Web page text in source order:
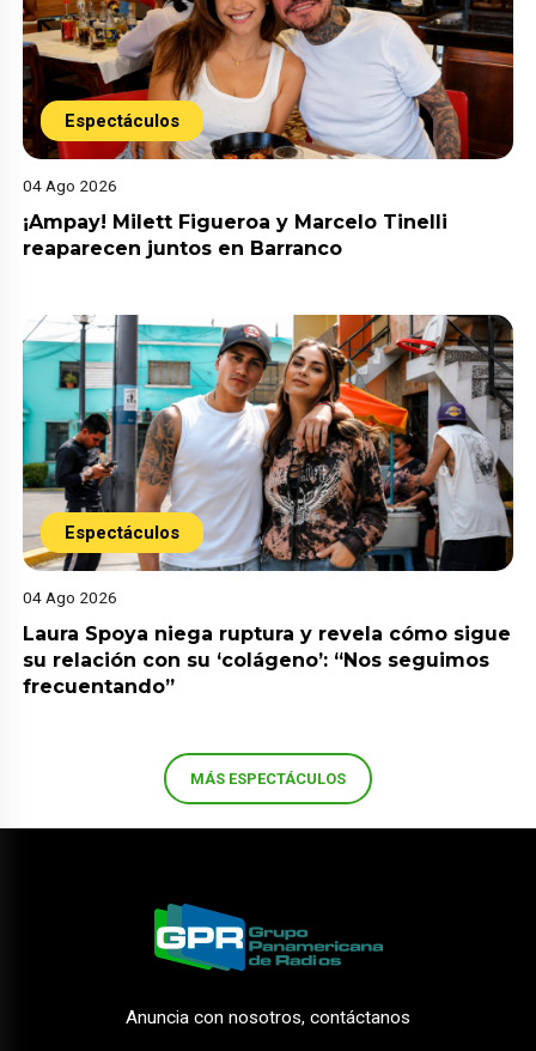
Espectáculos
04 Ago 2026
¡Ampay! Milett Figueroa y Marcelo Tinelli
reaparecen juntos en Barranco
Espectáculos
04 Ago 2026
Laura Spoya niega ruptura y revela cómo sigue
su relación con su ‘colágeno’: “Nos seguimos
frecuentando”
MÁS ESPECTÁCULOS
Anuncia con nosotros, contáctanos